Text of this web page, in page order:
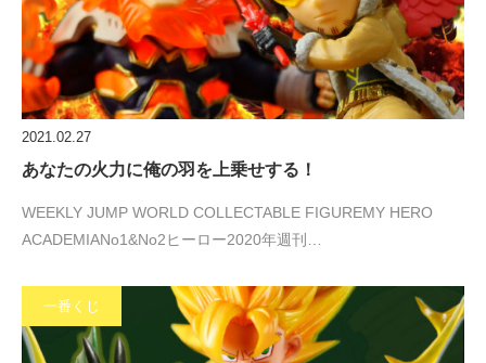
2021.02.27
あなたの火力に俺の羽を上乗せする！
WEEKLY JUMP WORLD COLLECTABLE FIGUREMY HERO
ACADEMIANo1&No2ヒーロー2020年週刊…
一番くじ